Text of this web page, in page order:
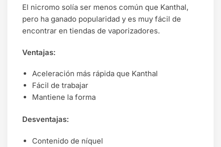
El nicromo solía ser menos común que Kanthal,
pero ha ganado popularidad y es muy fácil de
encontrar en tiendas de vaporizadores.
Ventajas:
Aceleración más rápida que Kanthal
Fácil de trabajar
Mantiene la forma
Desventajas:
Contenido de níquel